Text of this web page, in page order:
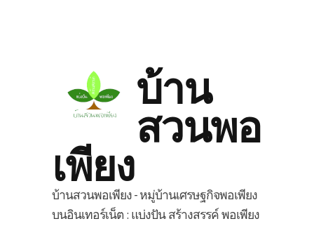
บ้าน
สวนพอ
เพียง
บ้านสวนพอเพียง - หมู่บ้านเศรษฐกิจพอเพียง
บนอินเทอร์เน็ต : แบ่งปัน สร้างสรรค์ พอเพียง